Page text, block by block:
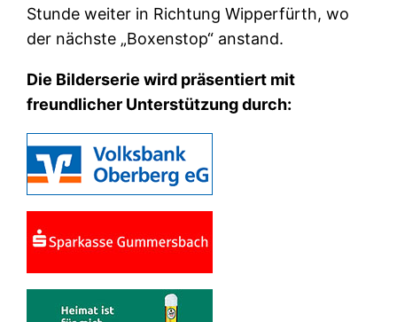
Stunde weiter in Richtung Wipperfürth, wo
der nächste „Boxenstop“ anstand.
Die Bilderserie wird präsentiert mit
freundlicher Unterstützung durch: